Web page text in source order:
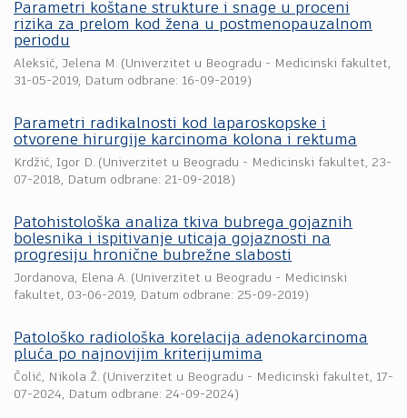
Parametri koštane strukture i snage u proceni
rizika za prelom kod žena u postmenopauzalnom
periodu
Aleksić, Jelena M. (Univerzitet u Beogradu - Medicinski fakultet,
31-05-2019, Datum odbrane: 16-09-2019)
Parametri radikalnosti kod laparoskopske i
otvorene hirurgije karcinoma kolona i rektuma
Krdžić, Igor D. (Univerzitet u Beogradu - Medicinski fakultet, 23-
07-2018, Datum odbrane: 21-09-2018)
Patohistološka analiza tkiva bubrega gojaznih
bolesnika i ispitivanje uticaja gojaznosti na
progresiju hronične bubrežne slabosti
Jordanova, Elena A. (Univerzitet u Beogradu - Medicinski
fakultet, 03-06-2019, Datum odbrane: 25-09-2019)
Patološko radiološka korelacija adenokarcinoma
pluća po najnovijim kriterijumima
Čolić, Nikola Ž. (Univerzitet u Beogradu - Medicinski fakultet, 17-
07-2024, Datum odbrane: 24-09-2024)